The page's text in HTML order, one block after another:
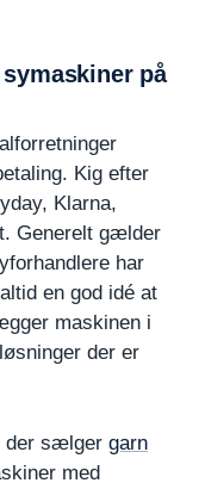
på
Kig efter
Klarna,
Generelt gælder
har
en god idé at
maskinen i
der er
der sælger garn
med